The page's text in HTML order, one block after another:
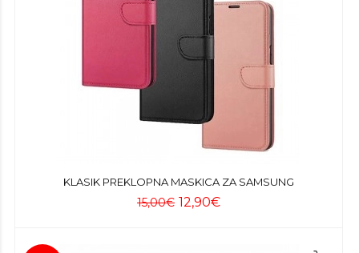
KLASIK PREKLOPNA MASKICA ZA SAMSUNG
15,00€ 12,90€